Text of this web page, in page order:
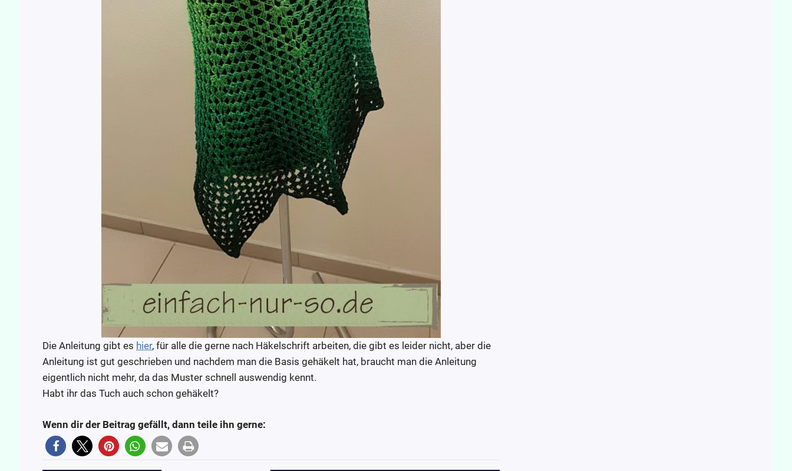
Die Anleitung gibt es hier, für alle die gerne nach Häkelschrift arbeiten, die gibt es leider nicht, aber die
Anleitung ist gut geschrieben und nachdem man die Basis gehäkelt hat, braucht man die Anleitung
eigentlich nicht mehr, da das Muster schnell auswendig kennt.
Habt ihr das Tuch auch schon gehäkelt?
Wenn dir der Beitrag gefällt, dann teile ihn gerne:
10